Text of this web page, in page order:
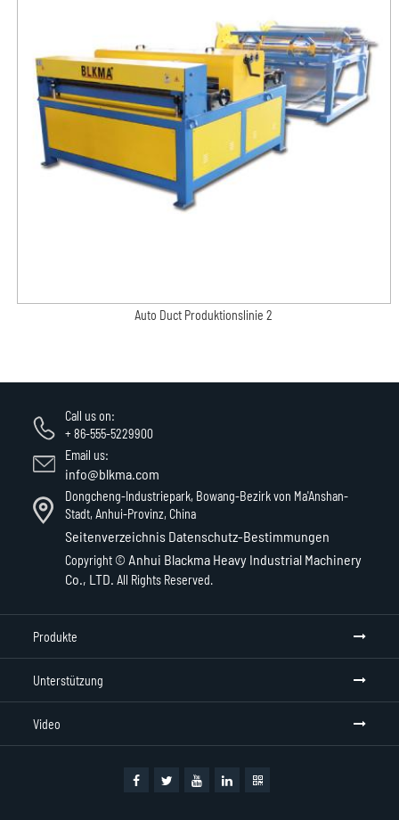
Auto Duct Produktionslinie 2
Call us on:
+ 86-555-5229900
Email us:
info@blkma.com
Dongcheng-Industriepark, Bowang-Bezirk von Ma'Anshan-
Stadt, Anhui-Provinz, China
Seitenverzeichnis Datenschutz-Bestimmungen
Copyright © Anhui Blackma Heavy Industrial Machinery
Co., LTD. All Rights Reserved.
Produkte
Unterstützung
Video